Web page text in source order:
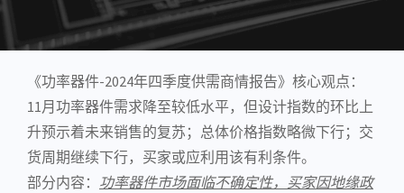
《功率器件-2024年四季度供需商情报告》核心观点：
11月功率器件需求降至较低水平，但设计指数的环比上
升预示着未来销售的复苏；总体价格指数略微下行；交
货周期继续下行，买家或应利用该有利条件。
部分内容： 功率器件市场面临不确定性，买家因地缘政